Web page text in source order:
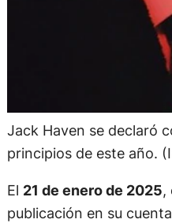
Jack Haven se declaró
principios de este año.
El 21 de enero de 2025,
publicación en su